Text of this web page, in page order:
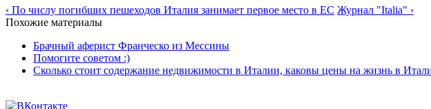
‹ По числу погибших пешеходов Италия занимает первое место в ЕС Журнал "Italia" ›
Похожие материалы
Брачный аферист Франческо из Мессины
Помогите советом :)
Сколько стоит содержание недвижимости в Италии, каковы цены на жизнь в